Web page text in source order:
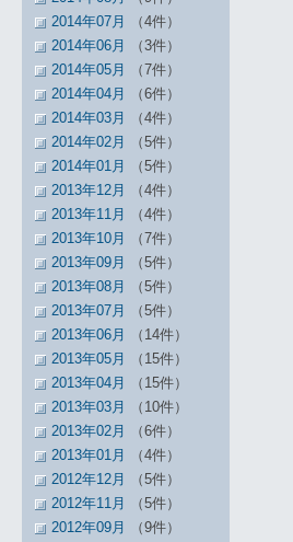
2014年07月
（4件）
2014年06月
（3件）
2014年05月
（7件）
2014年04月
（6件）
2014年03月
（4件）
2014年02月
（5件）
2014年01月
（5件）
2013年12月
（4件）
2013年11月
（4件）
2013年10月
（7件）
2013年09月
（5件）
2013年08月
（5件）
2013年07月
（5件）
2013年06月
（14件）
2013年05月
（15件）
2013年04月
（15件）
2013年03月
（10件）
2013年02月
（6件）
2013年01月
（4件）
2012年12月
（5件）
2012年11月
（5件）
2012年09月
（9件）